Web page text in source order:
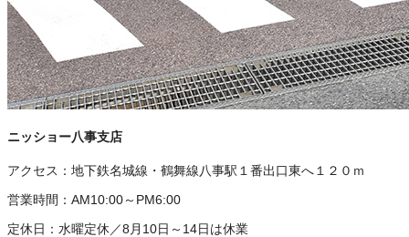
ニッショー八事支店
アクセス： 地下鉄名城線・鶴舞線八事駅１番出口東へ１２０ｍ
営業時間： AM10:00～PM6:00
定休日： 水曜定休／8月10日～14日は休業